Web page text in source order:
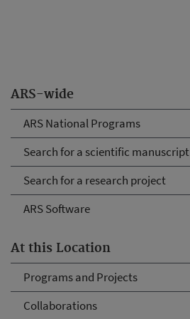
ARS-wide
ARS National Programs
Search for a scientific manuscript
Search for a research project
ARS Software
At this Location
Programs and Projects
Collaborations